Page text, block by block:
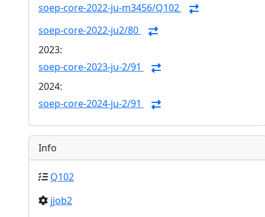
soep-core-2022-ju-m3456/Q102
soep-core-2022-ju2/80
2023:
soep-core-2023-ju-2/91
2024:
soep-core-2024-ju-2/91
Info
Q102
jjob2